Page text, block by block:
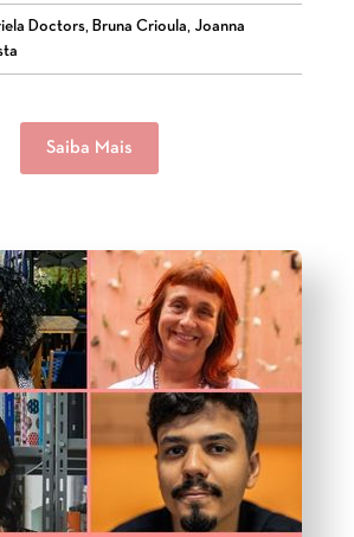
Doctors, Bruna Crioula, Joanna
Saiba Mais